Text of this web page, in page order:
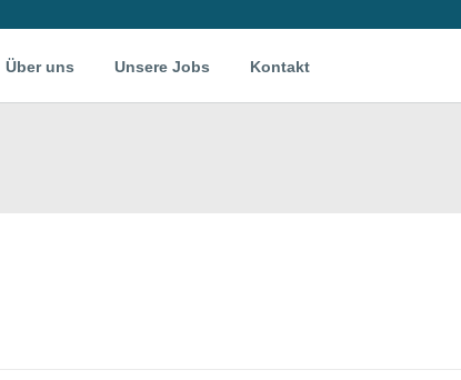
Über uns Unsere Jobs Kontakt